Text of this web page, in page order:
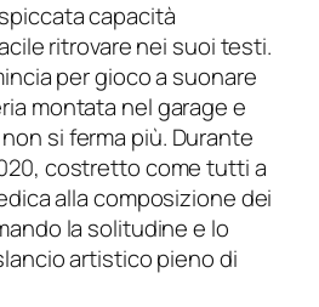
capacità
ritrovare nei suoi testi.
per gioco a suonare
montata nel garage e
si ferma più. Durante
costretto come tutti a
alla composizione dei
la solitudine e lo
artistico pieno di